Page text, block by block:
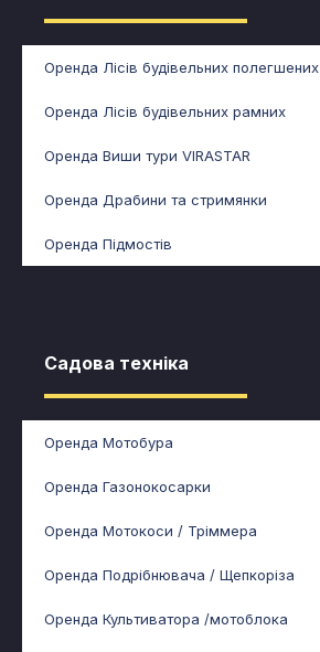
Оренда Лісів будівельних полегшених
Оренда Лісів будівельних рамних
Оренда Виши тури VIRASTAR
Оренда Драбини та стримянки
Оренда Підмостів
Садова техніка​
Оренда Мотобура
Оренда Газонокосарки
Оренда Мотокоси / Тріммера
Оренда Подрібнювача / Щепкоріза
Оренда Культиватора /мотоблока